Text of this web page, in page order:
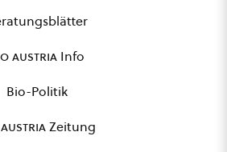
austria Info
Bio-Politik
Zeitung